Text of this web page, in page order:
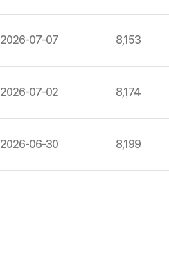
2026-07-07 8,153
2026-07-02 8,174
2026-06-30 8,199